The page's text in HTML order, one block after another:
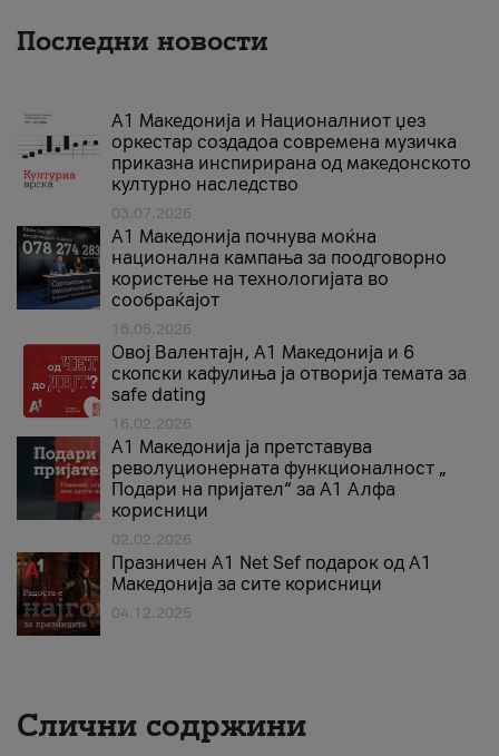
Последни новости
А1 Македонија и Националниот џез
оркестар создадоа современа музичка
приказна инспирирана од македонското
културно наследство
03.07.2026
A1 Македонија почнува моќна
национална кампања за поодговорно
користење на технологијата во
сообраќајот
18.05.2026
Овој Валентајн, A1 Македонија и 6
скопски кафулиња ја отворија темата за
safe dating
16.02.2026
А1 Македонија ја претставува
револуционерната функционалност „
Подари на пријател“ за А1 Алфа
корисници
02.02.2026
Празничен A1 Net Sеf подарок од А1
Македонија за сите корисници
04.12.2025
Слични содржини